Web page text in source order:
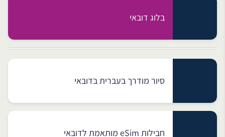
בלוג דובאי
סיור מודרך בעברית בדובאי
חבילות eSim מותאמת לדובאי